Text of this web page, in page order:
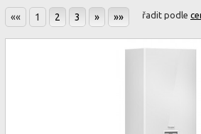
«« 1 2 3 » »» řadit podle